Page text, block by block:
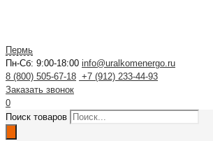
Пермь
Пн-Сб: 9:00-18:00 info@uralkomenergo.ru
8 (800) 505-67-18 +7 (912) 233-44-93
Заказать звонок
0
Поиск товаров